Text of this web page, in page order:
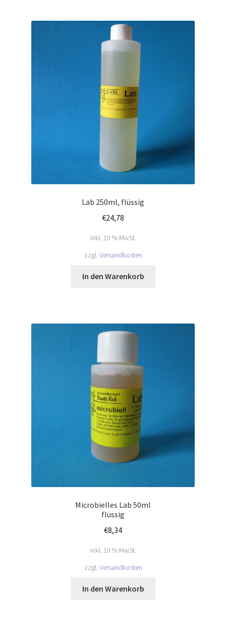
Lab 250ml, flüssig
€24,78
inkl. 19 % MwSt.
zzgl. Versandkosten
In den Warenkorb
Microbielles Lab 50ml
flüssig
€8,34
inkl. 19 % MwSt.
zzgl. Versandkosten
In den Warenkorb